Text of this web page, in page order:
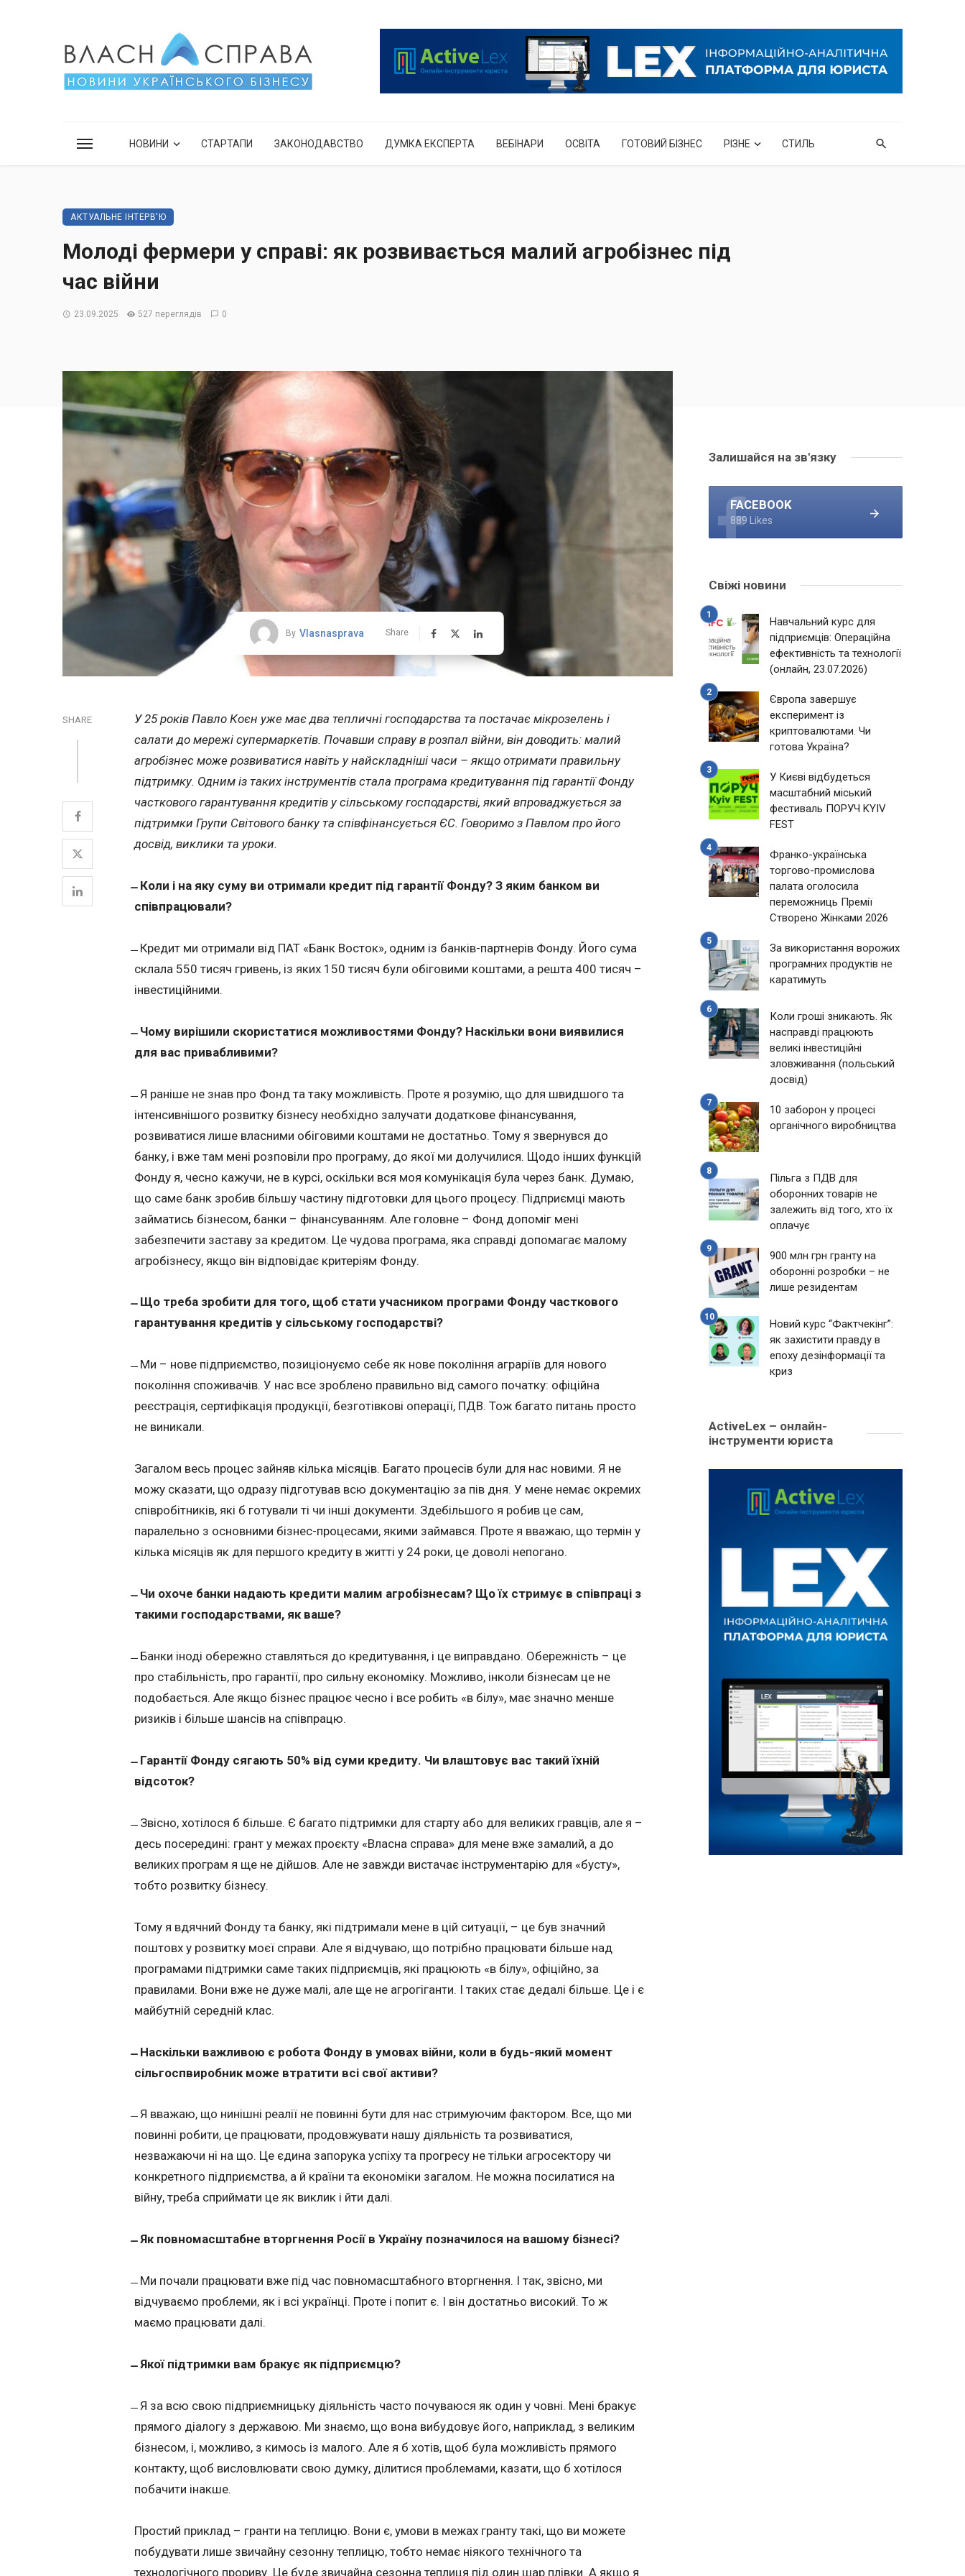
НОВИНИ СТАРТАПИ ЗАКОНОДАВСТВО ДУМКА ЕКСПЕРТА ВЕБІНАРИ ОСВІТА ГОТОВИЙ БІЗНЕС РІЗНЕ СТИЛЬ
АКТУАЛЬНЕ ІНТЕРВ'Ю
Молоді фермери у справі: як розвивається малий агробізнес під
час війни
23.09.2025 527 переглядів 0
By Vlasnasprava Share
SHARE
У 25 років Павло Коєн уже має два тепличні господарства та постачає мікрозелень і
салати до мережі супермаркетів. Почавши справу в розпал війни, він доводить: малий
агробізнес може розвиватися навіть у найскладніші часи – якщо отримати правильну
підтримку. Одним із таких інструментів стала програма кредитування під гарантії Фонду
часткового гарантування кредитів у сільському господарстві, який впроваджується за
підтримки Групи Світового банку та співфінансується ЄС. Говоримо з Павлом про його
досвід, виклики та уроки.
̶ Коли і на яку суму ви отримали кредит під гарантії Фонду? З яким банком ви
співпрацювали?
̶ Кредит ми отримали від ПАТ «Банк Восток», одним із банків-партнерів Фонду. Його сума
склала 550 тисяч гривень, із яких 150 тисяч були обіговими коштами, а решта 400 тисяч –
інвестиційними.
̶ Чому вирішили скористатися можливостями Фонду? Наскільки вони виявилися
для вас привабливими?
̶ Я раніше не знав про Фонд та таку можливість. Проте я розумію, що для швидшого та
інтенсивнішого розвитку бізнесу необхідно залучати додаткове фінансування,
розвиватися лише власними обіговими коштами не достатньо. Тому я звернувся до
банку, і вже там мені розповіли про програму, до якої ми долучилися. Щодо інших функцій
Фонду я, чесно кажучи, не в курсі, оскільки вся моя комунікація була через банк. Думаю,
що саме банк зробив більшу частину підготовки для цього процесу. Підприємці мають
займатись бізнесом, банки – фінансуванням. Але головне – Фонд допоміг мені
забезпечити заставу за кредитом. Це чудова програма, яка справді допомагає малому
агробізнесу, якщо він відповідає критеріям Фонду.
̶ Що треба зробити для того, щоб стати учасником програми Фонду часткового
гарантування кредитів у сільському господарстві?
̶ Ми – нове підприємство, позиціонуємо себе як нове покоління аграріїв для нового
покоління споживачів. У нас все зроблено правильно від самого початку: офіційна
реєстрація, сертифікація продукції, безготівкові операції, ПДВ. Тож багато питань просто
не виникали.
Загалом весь процес зайняв кілька місяців. Багато процесів були для нас новими. Я не
можу сказати, що одразу підготував всю документацію за пів дня. У мене немає окремих
співробітників, які б готували ті чи інші документи. Здебільшого я робив це сам,
паралельно з основними бізнес-процесами, якими займався. Проте я вважаю, що термін у
кілька місяців як для першого кредиту в житті у 24 роки, це доволі непогано.
̶ Чи охоче банки надають кредити малим агробізнесам? Що їх стримує в співпраці з
такими господарствами, як ваше?
̶ Банки іноді обережно ставляться до кредитування, і це виправдано. Обережність – це
про стабільність, про гарантії, про сильну економіку. Можливо, інколи бізнесам це не
подобається. Але якщо бізнес працює чесно і все робить «в білу», має значно менше
ризиків і більше шансів на співпрацю.
̶ Гарантії Фонду сягають 50% від суми кредиту. Чи влаштовує вас такий їхній
відсоток?
̶ Звісно, хотілося б більше. Є багато підтримки для старту або для великих гравців, але я –
десь посередині: грант у межах проєкту «Власна справа» для мене вже замалий, а до
великих програм я ще не дійшов. Але не завжди вистачає інструментарію для «бусту»,
тобто розвитку бізнесу.
Тому я вдячний Фонду та банку, які підтримали мене в цій ситуації, – це був значний
поштовх у розвитку моєї справи. Але я відчуваю, що потрібно працювати більше над
програмами підтримки саме таких підприємців, які працюють «в білу», офіційно, за
правилами. Вони вже не дуже малі, але ще не агрогіганти. І таких стає дедалі більше. Це і є
майбутній середній клас.
̶ Наскільки важливою є робота Фонду в умовах війни, коли в будь-який момент
сільгоспвиробник може втратити всі свої активи?
̶ Я вважаю, що нинішні реалії не повинні бути для нас стримуючим фактором. Все, що ми
повинні робити, це працювати, продовжувати нашу діяльність та розвиватися,
незважаючи ні на що. Це єдина запорука успіху та прогресу не тільки агросектору чи
конкретного підприємства, а й країни та економіки загалом. Не можна посилатися на
війну, треба сприймати це як виклик і йти далі.
̶ Як повномасштабне вторгнення Росії в Україну позначилося на вашому бізнесі?
̶ Ми почали працювати вже під час повномасштабного вторгнення. І так, звісно, ми
відчуваємо проблеми, як і всі українці. Проте і попит є. І він достатньо високий. То ж
маємо працювати далі.
̶ Якої підтримки вам бракує як підприємцю?
̶ Я за всю свою підприємницьку діяльність часто почуваюся як один у човні. Мені бракує
прямого діалогу з державою. Ми знаємо, що вона вибудовує його, наприклад, з великим
бізнесом, і, можливо, з кимось із малого. Але я б хотів, щоб була можливість прямого
контакту, щоб висловлювати свою думку, ділитися проблемами, казати, що б хотілося
побачити інакше.
Простий приклад – гранти на теплицю. Вони є, умови в межах гранту такі, що ви можете
побудувати лише звичайну сезонну теплицю, тобто немає ніякого технічного та
технологічного прориву. Це буде звичайна сезонна теплиця під один шар плівки. А якщо я
Залишайся на зв'язку
FACEBOOK
889 Likes
Свіжі новини
Навчальний курс для
підприємців: Операційна
ефективність та технології
(онлайн, 23.07.2026)
Європа завершує
експеримент із
криптовалютами. Чи
готова Україна?
У Києві відбудеться
масштабний міський
фестиваль ПОРУЧ KYIV
FEST
Франко-українська
торгово-промислова
палата оголосила
переможниць Премії
Створено Жінками 2026
За використання ворожих
програмних продуктів не
каратимуть
Коли гроші зникають. Як
насправді працюють
великі інвестиційні
зловживання (польський
досвід)
10 заборон у процесі
органічного виробництва
Пільга з ПДВ для
оборонних товарів не
залежить від того, хто їх
оплачує
900 млн грн гранту на
оборонні розробки – не
лише резидентам
Новий курс “Фактчекінг”:
як захистити правду в
епоху дезінформації та
криз
ActiveLex – онлайн-
інструменти юриста